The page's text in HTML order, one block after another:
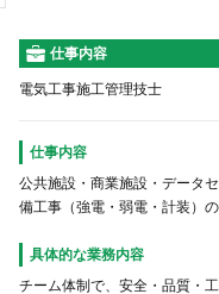
仕事内容
電気工事施工管理技士
仕事内容
公共施設・商業施設・データ
備工事（強電・弱電・計装）
具体的な業務内容
チーム体制で、安全・品質・